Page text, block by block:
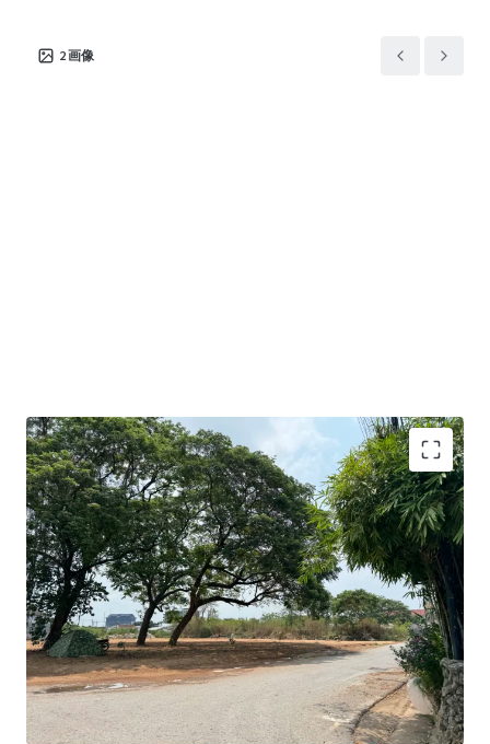
2画像
Land area:2-0-16 Rai or 816 sqw.
Frontage:60.6 m. on Tawan Mai Road
Zoning:Pink area : (Community area)